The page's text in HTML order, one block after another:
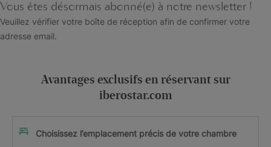
Vous êtes désormais abonné(e) à notre newsletter !
Veuillez vérifier votre boîte de réception afin de confirmer votre
adresse email.
Avantages exclusifs en réservant sur
iberostar.com
Choisissez l’emplacement précis de votre chambre